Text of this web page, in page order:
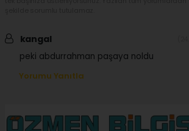
kangal
peki abdurrahman paşaya noldu
Yorumu Yanıtla